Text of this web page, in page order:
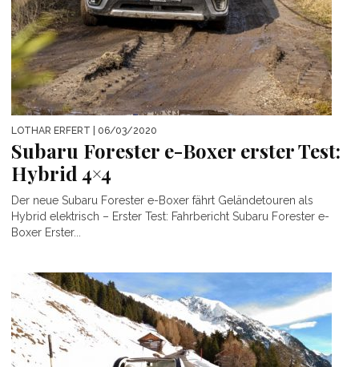
LOTHAR ERFERT | 06/03/2020
Subaru Forester e-Boxer erster Test:
Hybrid 4×4
Der neue Subaru Forester e-Boxer fährt Geländetouren als
Hybrid elektrisch – Erster Test: Fahrbericht Subaru Forester e-
Boxer Erster...